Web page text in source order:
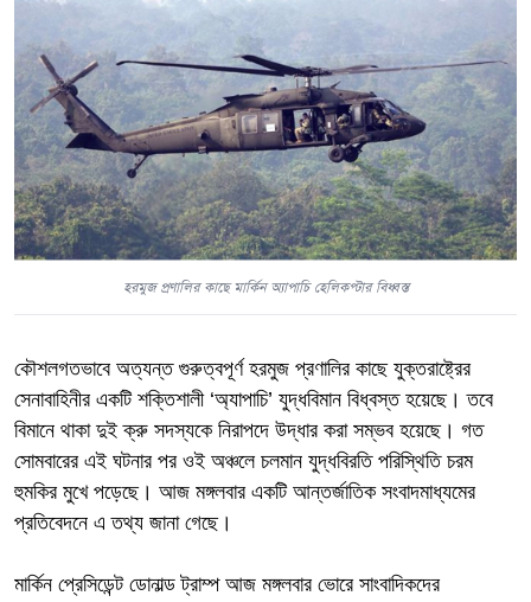
হরমুজ প্রণালির কাছে মার্কিন অ্যাপাচি হেলিকপ্টার বিধ্বস্ত
কৌশলগতভাবে অত্যন্ত গুরুত্বপূর্ণ হরমুজ প্রণালির কাছে যুক্তরাষ্ট্রের
সেনাবাহিনীর একটি শক্তিশালী ‘অ্যাপাচি’ যুদ্ধবিমান বিধ্বস্ত হয়েছে। তবে
বিমানে থাকা দুই ক্রু সদস্যকে নিরাপদে উদ্ধার করা সম্ভব হয়েছে। গত
সোমবারের এই ঘটনার পর ওই অঞ্চলে চলমান যুদ্ধবিরতি পরিস্থিতি চরম
হুমকির মুখে পড়েছে। আজ মঙ্গলবার একটি আন্তর্জাতিক সংবাদমাধ্যমের
প্রতিবেদনে এ তথ্য জানা গেছে।
মার্কিন প্রেসিডেন্ট ডোনাল্ড ট্রাম্প আজ মঙ্গলবার ভোরে সাংবাদিকদের